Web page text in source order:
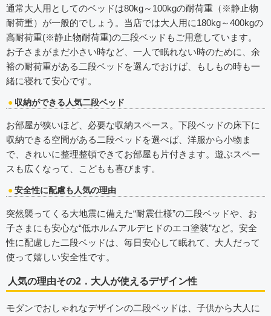
通常大人用としてのベッドは80kg～100kgの耐荷重（※静止物
耐荷重）が一般的でしょう。当店では大人用に180kg～400kgの
高耐荷重(※静止物耐荷重)の二段ベッドもご用意しています。
お子さまがまだ小さい時など、一人で眠れない時のために、余
裕の耐荷重がある二段ベッドを選んでおけば、もしもの時も一
緒に寝れて安心です。
収納ができる人気二段ベッド
お部屋が狭いほど、必要な収納スペース。下段ベッドの床下に
収納できる空間がある二段ベッドを選べば、洋服から小物ま
で、きれいに整理整頓できてお部屋も片付きます。遊ぶスペー
スも広くなって、こどもも喜びます。
安全性に配慮も人気の理由
突然襲ってくる大地震に備えた“耐震仕様”の二段ベッドや、お
子さまにも安心な“低ホルムアルデヒドのエコ塗装”など。安全
性に配慮した二段ベッドは、毎日安心して眠れて、大人だって
使って嬉しい安全性です。
人気の理由その2．大人が使えるデザイン性
モダンでおしゃれなデザインの二段ベッドは、子供から大人に